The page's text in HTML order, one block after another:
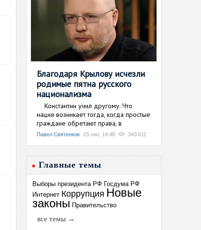
Благодаря Крылову исчезли
родимые пятна русского
национализма
Константин учил другому. Что
нация возникает тогда, когда простые
граждане обретают права, в
Павел Святенков 23 сен, 14:48 343 611
Главные темы
Выборы президента РФ Госдума РФ
Интернет Коррупция Новые
законы Правительство
все темы →